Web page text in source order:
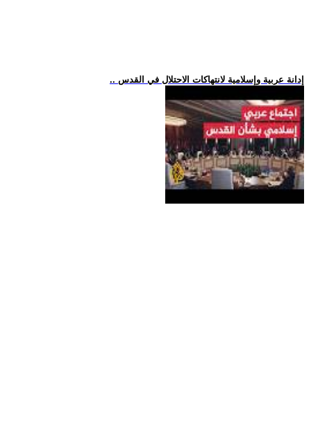
.. إدانة عربية وإسلامية لانتهاكات الاحتلال في القدس